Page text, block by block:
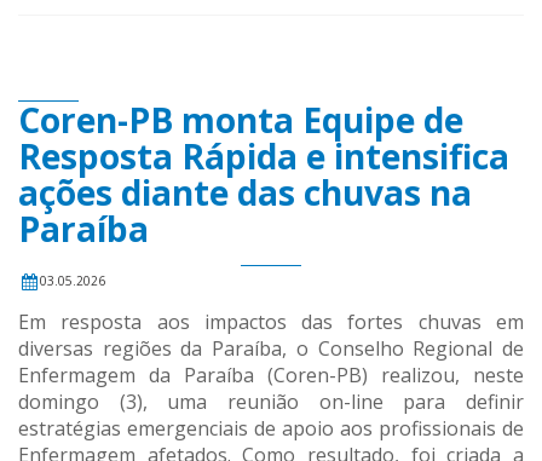
Coren-PB monta Equipe de
Resposta Rápida e intensifica
ações diante das chuvas na
Paraíba
03.05.2026
Em resposta aos impactos das fortes chuvas em
diversas regiões da Paraíba, o Conselho Regional de
Enfermagem da Paraíba (Coren-PB) realizou, neste
domingo (3), uma reunião on-line para definir
estratégias emergenciais de apoio aos profissionais de
Enfermagem afetados. Como resultado, foi criada a